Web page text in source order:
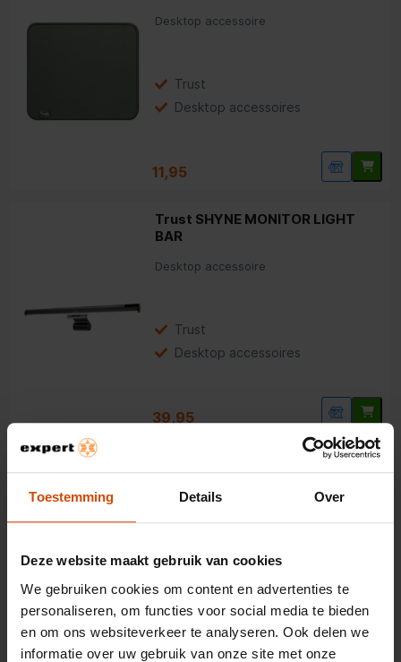
Toestemming Details Over
Deze website maakt gebruik van cookies
We gebruiken cookies om content en advertenties te
personaliseren, om functies voor social media te bieden
en om ons websiteverkeer te analyseren. Ook delen we
informatie over uw gebruik van onze site met onze
Desktop accessoire
Trust
Desktop accessoires
11,95
Trust SHYNE MONITOR LIGHT
BAR
Desktop accessoire
Trust
Desktop accessoires
39,95
Hama USB-kaartlezer, OTG, USB-
SD/microSD
Hama
Desktop accessoires